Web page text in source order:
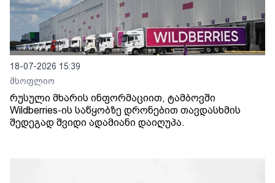
18-07-2026 15:39
მსოფლიო
რუსული მხარის ინფორმაციით, ტამბოვში
Wildberries-ის საწყობზე დრონებით თავდასხმის
შედეგად შვიდი ადამიანი დაიღუპა.